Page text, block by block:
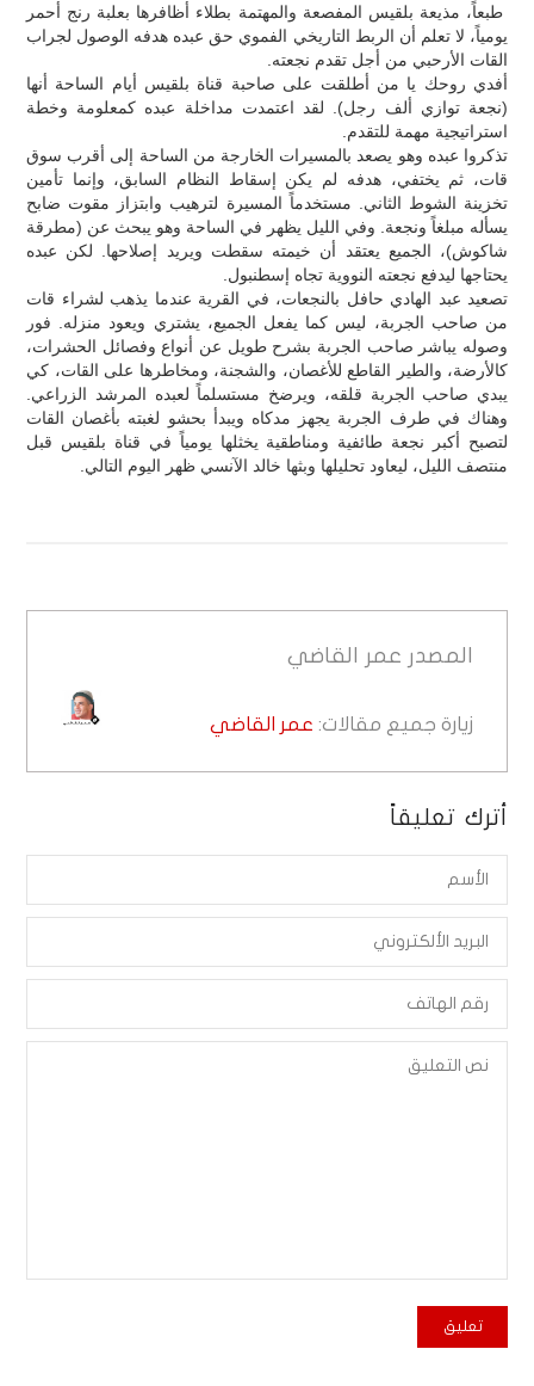
طبعاً، مذيعة بلقيس المفصعة والمهتمة بطلاء أظافرها بعلبة رنج أحمر
يومياً، لا تعلم أن الربط التاريخي الفموي حق عبده هدفه الوصول لجراب
القات الأرحبي من أجل تقدم نجعته.
أفدي روحك يا من أطلقت على صاحبة قناة بلقيس أيام الساحة أنها
(نجعة توازي ألف رجل). لقد اعتمدت مداخلة عبده كمعلومة وخطة
استراتيجية مهمة للتقدم.
تذكروا عبده وهو يصعد بالمسيرات الخارجة من الساحة إلى أقرب سوق
قات، ثم يختفي، هدفه لم يكن إسقاط النظام السابق، وإنما تأمين
تخزينة الشوط الثاني. مستخدماً المسيرة لترهيب وابتزاز مقوت ضابح
يسأله مبلغاً ونجعة. وفي الليل يظهر في الساحة وهو يبحث عن (مطرقة
شاكوش)، الجميع يعتقد أن خيمته سقطت ويريد إصلاحها. لكن عبده
يحتاجها ليدفع نجعته النووية تجاه إسطنبول.
تصعيد عبد الهادي حافل بالنجعات، في القرية عندما يذهب لشراء قات
من صاحب الجربة، ليس كما يفعل الجميع، يشتري ويعود منزله. فور
وصوله يباشر صاحب الجربة بشرح طويل عن أنواع وفصائل الحشرات،
كالأرضة، والطير القاطع للأغصان، والشجنة، ومخاطرها على القات، كي
يبدي صاحب الجربة قلقه، ويرضخ مستسلماً لعبده المرشد الزراعي.
وهناك في طرف الجربة يجهز مدكاه ويبدأ بحشو لغبته بأغصان القات
لتصبح أكبر نجعة طائفية ومناطقية يخثلها يومياً في قناة بلقيس قبل
منتصف الليل، ليعاود تحليلها وبثها خالد الآنسي ظهر اليوم التالي.
المصدر عمر القاضي
زيارة جميع مقالات: عمر القاضي
أترك تعليقاً